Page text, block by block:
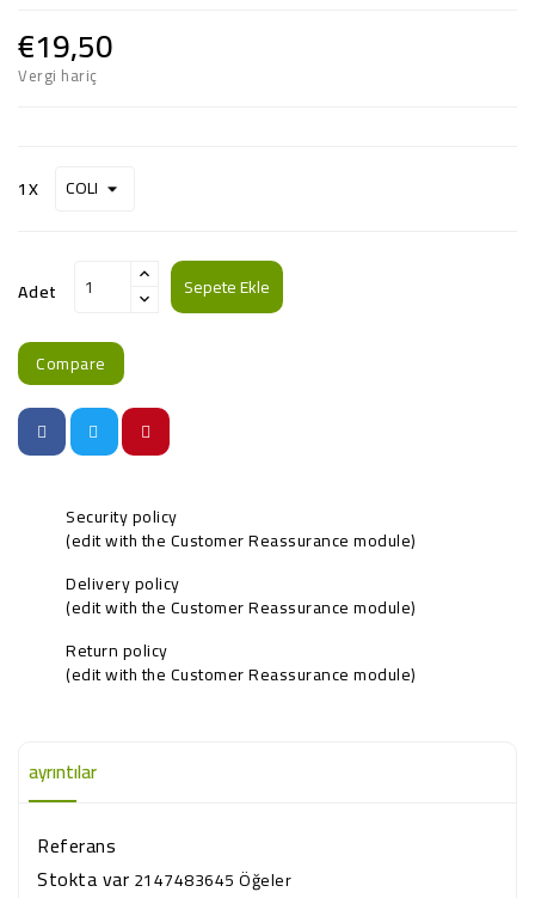
€19,50
Vergi hariç
1X
Adet Sepete Ekle
Compare
Security policy
(edit with the Customer Reassurance module)
Delivery policy
(edit with the Customer Reassurance module)
Return policy
(edit with the Customer Reassurance module)
ayrıntılar
Referans
Stokta var2147483645 Öğeler